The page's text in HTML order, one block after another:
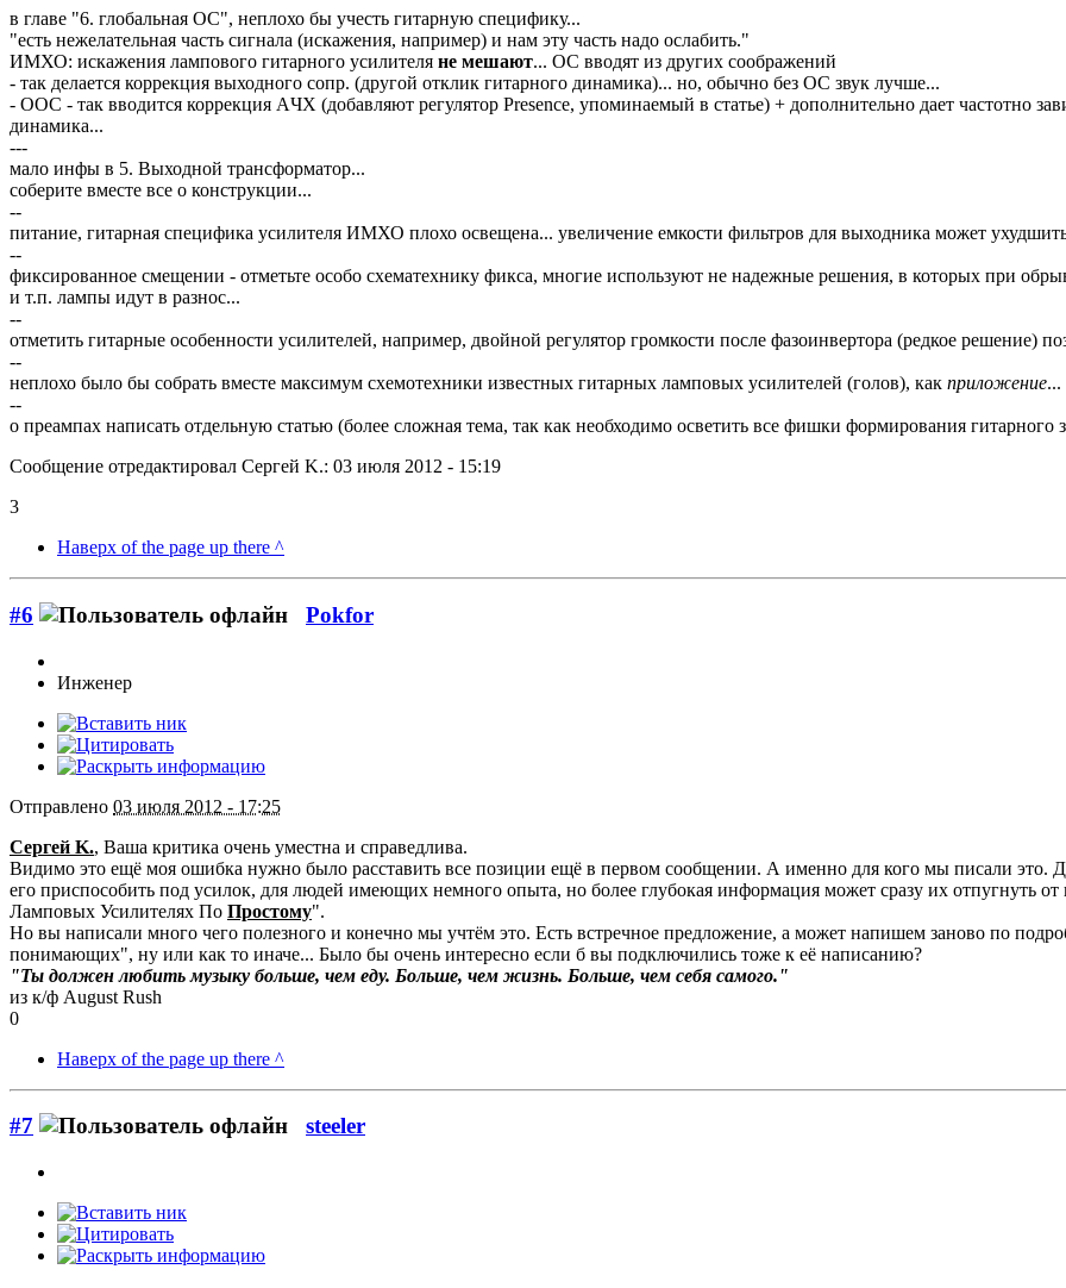
в главе "6. глобальная ОС", неплохо бы учесть гитарную специфику...
"есть нежелательная часть сигнала (искажения, например) и нам эту часть надо ослабить."
ИМХО: искажения лампового гитарного усилителя не мешают... OC вводят из других соображений
- так делается коррекция выходного сопр. (другой отклик гитарного динамика)... но, обычно без OC звук лучше...
- ООС - так вводится коррекция AЧХ (добавляют регулятор Presence, упоминаемый в статье) + дополнительно дает частотно
динамика...
---
мало инфы в 5. Выходной трансформатор...
соберите вместе все о конструкции...
--
питание, гитарная специфика усилителя ИМХО плохо освещена... увеличение емкости фильтров для выходника может
--
фиксированное смещении - отметьте особо схематехнику фикса, многие используют не надежные решения, в которых при
и т.п. лампы идут в разнос...
--
отметить гитарные особенности усилителей, например, двойной регулятор громкости после фазоинвертора (редкое решение)
--
неплохо было бы собрать вместе максимум схемотехники известных гитарных ламповых усилителей (голов), как приложение...
--
о преампах написать отдельную статью (более сложная тема, так как необходимо осветить все фишки формирования гитарного
Сообщение отредактировал Сергей K.: 03 июля 2012 - 15:19
3
Наверх of the page up there ^
#6 Pokfor
Инженер
Отправлено 03 июля 2012 - 17:25
Сергей K., Ваша критика очень уместна и справедлива.
Видимо это ещё моя ошибка нужно было расставить все позиции ещё в первом сообщении. А именно для кого мы писали это.
его приспособить под усилок, для людей имеющих немного опыта, но более глубокая информация может сразу их отпугнуть
Ламповых Усилителях По Простому".
Но вы написали много чего полезного и конечно мы учтём это. Есть встречное предложение, а может напишем заново по
понимающих", ну или как то иначе... Было бы очень интересно если б вы подключились тоже к её написанию?
"Ты должен любить музыку больше, чем еду. Больше, чем жизнь. Больше, чем себя самого."
из к/ф August Rush
0
Наверх of the page up there ^
#7 steeler